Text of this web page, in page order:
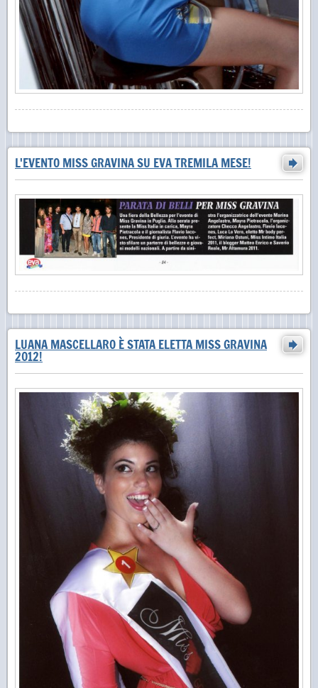
L'EVENTO MISS GRAVINA SU EVA TREMILA MESE!
LUANA MASCELLARO È STATA ELETTA MISS GRAVINA
2012!